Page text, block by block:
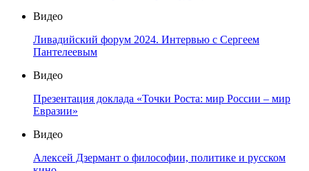
Видео
Ливадийский форум 2024. Интервью с Сергеем
Пантелеевым
Видео
Презентация доклада «Точки Роста: мир России – мир
Евразии»
Видео
Алексей Дзермант о философии, политике и русском